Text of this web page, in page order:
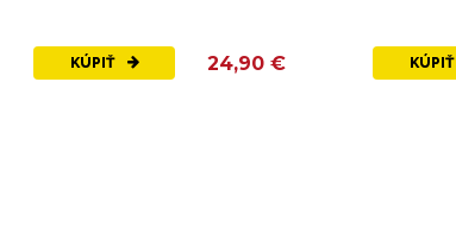
KÚPIŤ 24,90 € KÚPIŤ